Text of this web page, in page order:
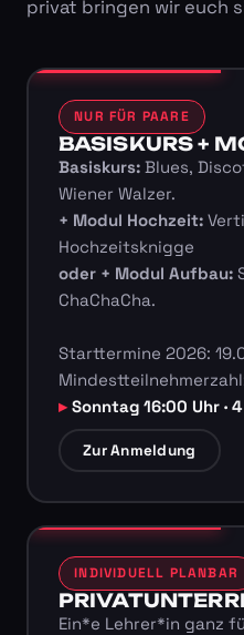
privat bringen wir euch
NUR FÜR PAARE
BASISKURS +
Basiskurs:Blues,
Wiener Walzer.
+ Modul Hochzeit:
Hochzeitsknigge
oder + Modul Aufbau:
ChaChaCha.
Starttermine 2026:
Sonntag 16:00 Uhr ·
Zur Anmeldung
INDIVIDUELL PLANBAR
Ein*e Lehrer*in ganz